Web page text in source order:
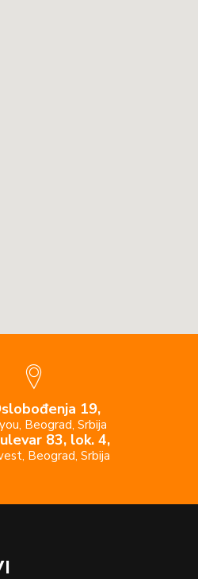
19,
Beograd, Srbija
83, lok. 4,
Beograd, Srbija